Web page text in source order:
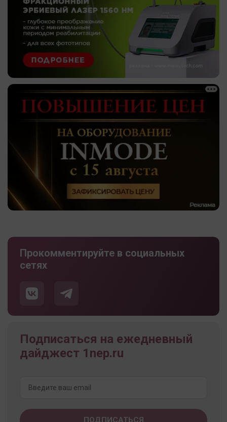
Прокомментируйте в социальных
сетях
Подписаться на ежедневный
дайджест 1nep.ru